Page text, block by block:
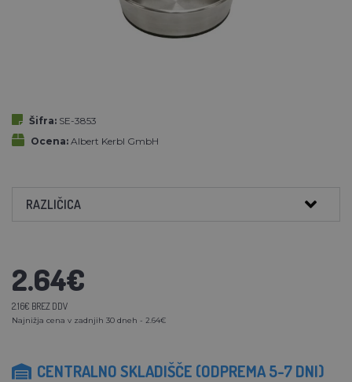
Šifra: SE-3853
Ocena: Albert Kerbl GmbH
RAZLIČICA
2.64€
2.16€ BREZ DDV
Najnižja cena v zadnjih 30 dneh - 2.64€
CENTRALNO SKLADIŠČE (ODPREMA 5-7 DNI)